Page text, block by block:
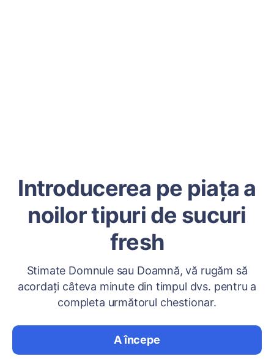
Introducerea pe piața a
noilor tipuri de sucuri
fresh
Stimate Domnule sau Doamnă, vă rugăm să
acordați câteva minute din timpul dvs. pentru a
completa următorul chestionar.
A începe